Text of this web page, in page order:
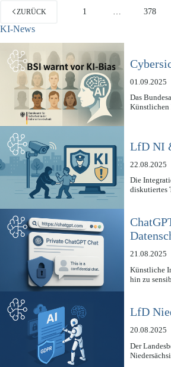
ZURÜCK 1 378
KI-News
01.09.2025
Das
LfD NI
22.08.2025
Die
diskutiertes
21.08.2025
Künstliche
hin zu
LfD
20.08.2025
Der